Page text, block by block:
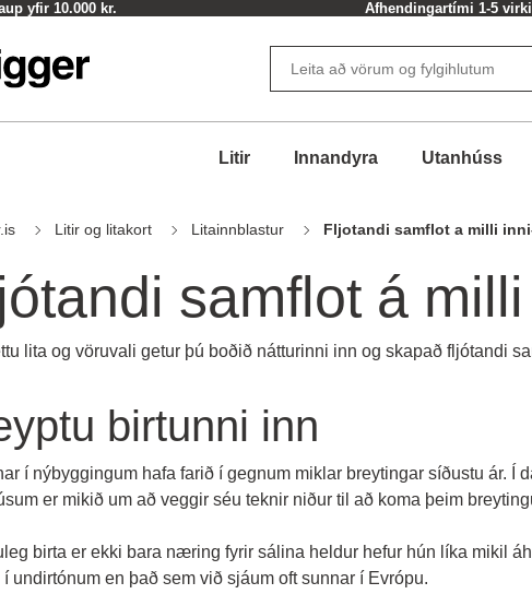
yfir 10.000 kr. Afhendingartími 1-5
Litir Innandyra Utanhúss
Litir og litakort Litainnblastur Fljotandi samflot a milli
samflot á
lita og vöruvali getur þú boðið nátturinni inn og skapað fljótandi
birtunni inn
í nýbyggingum hafa farið í gegnum miklar breytingar síðustu ár. Í
er mikið um að veggir séu teknir niður til að koma þeim
birta er ekki bara næring fyrir sálina heldur hefur hún líka mikil
í undirtónum en það sem við sjáum oft sunnar í Evrópu.